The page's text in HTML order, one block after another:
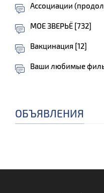
Ассоциации
МОЕ ЗВЕРЬЁ [732]
Вакцинация [12]
Ваши любимые
ОБЪЯВЛЕНИЯ